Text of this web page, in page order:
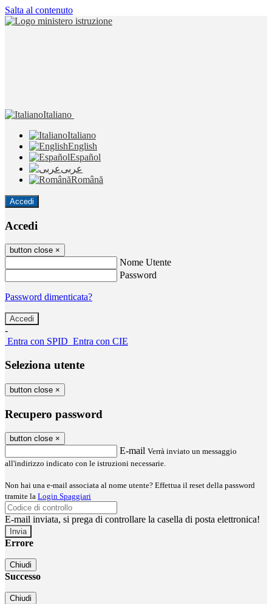
Salta al contenuto
Italiano
Italiano
English
Español
عربى
Română
Accedi
Accedi
button close ×
Nome Utente
Password
Password dimenticata?
-
Entra con SPID Entra con CIE
Seleziona utente
button close ×
Recupero password
button close ×
E-mail Verrà inviato un messaggio
all'indirizzo indicato con le istruzioni necessarie.
Non hai una e-mail associata al nome utente? Effettua il reset della password
tramite la Login Spaggiari
E-mail inviata, si prega di controllare la casella di posta elettronica!
Errore
Chiudi
Successo
Chiudi